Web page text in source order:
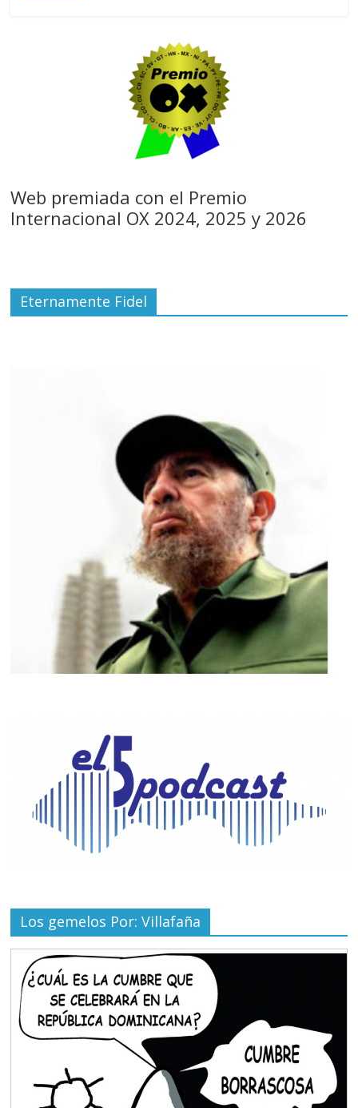
Web premiada con el Premio
Internacional OX 2024, 2025 y 2026
Eternamente Fidel
Los gemelos Por: Villafaña